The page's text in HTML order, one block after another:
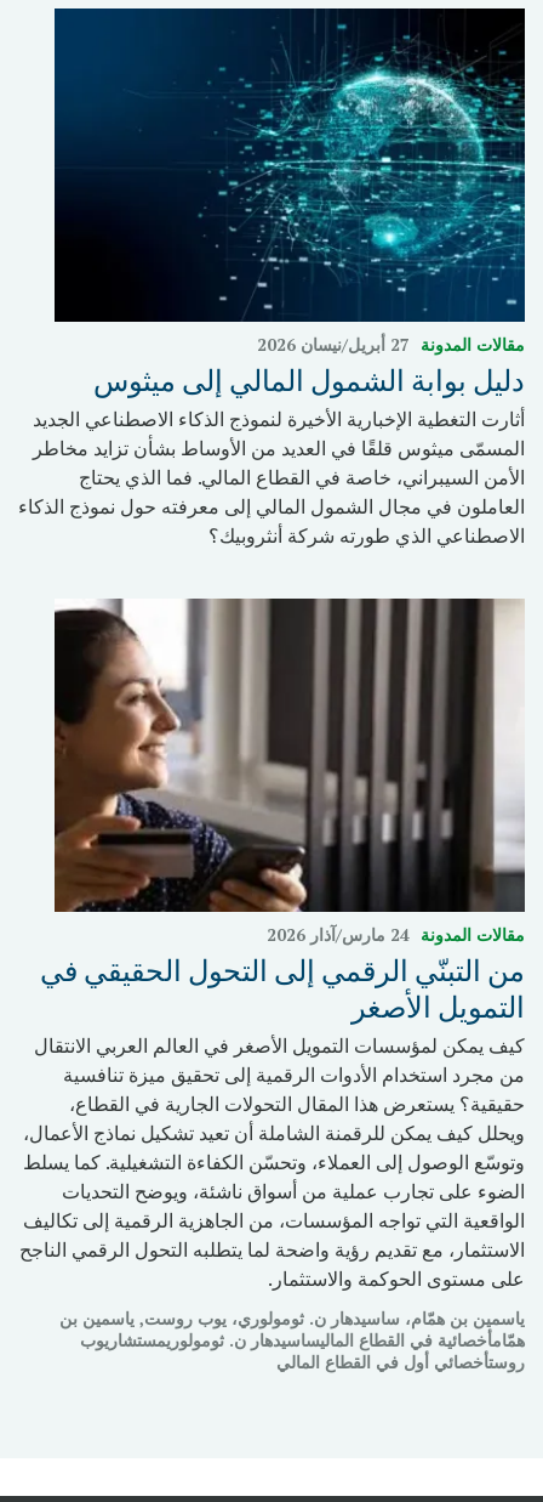
مقالات المدونة 27 أبريل/نيسان 2026
دليل بوابة الشمول المالي إلى ميثوس
أثارت التغطية الإخبارية الأخيرة لنموذج الذكاء الاصطناعي الجديد
المسمّى ميثوس قلقًا في العديد من الأوساط بشأن تزايد مخاطر
الأمن السيبراني، خاصة في القطاع المالي. فما الذي يحتاج
العاملون في مجال الشمول المالي إلى معرفته حول نموذج الذكاء
الاصطناعي الذي طورته شركة أنثروبيك؟
مقالات المدونة 24 مارس/آذار 2026
من التبنّي الرقمي إلى التحول الحقيقي في
التمويل الأصغر
كيف يمكن لمؤسسات التمويل الأصغر في العالم العربي الانتقال
من مجرد استخدام الأدوات الرقمية إلى تحقيق ميزة تنافسية
حقيقية؟ يستعرض هذا المقال التحولات الجارية في القطاع،
ويحلل كيف يمكن للرقمنة الشاملة أن تعيد تشكيل نماذج الأعمال،
وتوسّع الوصول إلى العملاء، وتحسّن الكفاءة التشغيلية. كما يسلط
الضوء على تجارب عملية من أسواق ناشئة، ويوضح التحديات
الواقعية التي تواجه المؤسسات، من الجاهزية الرقمية إلى تكاليف
الاستثمار، مع تقديم رؤية واضحة لما يتطلبه التحول الرقمي الناجح
على مستوى الحوكمة والاستثمار.
ياسمين بن همّام، ساسيدهار ن. ثومولوري، يوب روست, ياسمين بن
همّامأخصائية في القطاع الماليساسيدهار ن. ثومولوريمستشاريوب
روستأخصائي أول في القطاع المالي